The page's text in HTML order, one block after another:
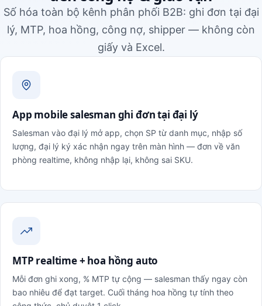
Số hóa toàn bộ kênh phân phối B2B: ghi đơn tại đại
lý, MTP, hoa hồng, công nợ, shipper — không còn
giấy và Excel.
App mobile salesman ghi đơn tại đại lý
Salesman vào đại lý mở app, chọn SP từ danh mục, nhập số
lượng, đại lý ký xác nhận ngay trên màn hình — đơn về văn
phòng realtime, không nhập lại, không sai SKU.
MTP realtime + hoa hồng auto
Mỗi đơn ghi xong, % MTP tự cộng — salesman thấy ngay còn
bao nhiêu để đạt target. Cuối tháng hoa hồng tự tính theo